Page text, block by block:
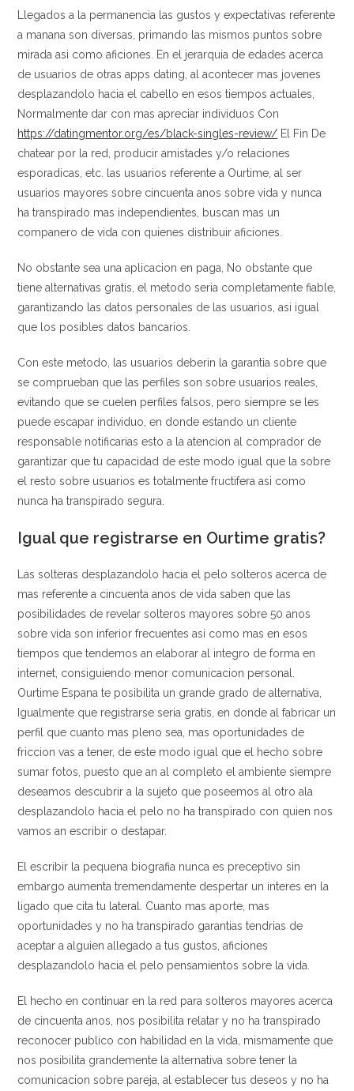
Llegados a la permanencia las gustos y expectativas referente
a manana son diversas, primando las mismos puntos sobre
mirada asi­ como aficiones. En el jerarqui­a de edades acerca
de usuarios de otras apps dating, al acontecer mas jovenes
desplazandolo hacia el cabello en esos tiempos actuales,
Normalmente dar con mas apreciar individuos Con
https://datingmentor.org/es/black-singles-review/ El Fin De
chatear por la red, producir amistades y/o relaciones
esporadicas, etc. las usuarios referente a Ourtime, al ser
usuarios mayores sobre cincuenta anos sobre vida y nunca
ha transpirado mas independientes, buscan mas un
companero de vida con quienes distribuir aficiones.
No obstante sea una aplicacion en paga, No obstante que
tiene alternativas gratis, el metodo seri­a completamente fiable,
garantizando las datos personales de las usuarios, asi igual
que los posibles datos bancarios.
Con este metodo, las usuarios deberin la garantia sobre que
se comprueban que las perfiles son sobre usuarios reales,
evitando que se cuelen perfiles falsos, pero siempre se les
puede escapar individuo, en donde estando un cliente
responsable notificarias esto a la atencion al comprador de
garantizar que tu capacidad de este modo igual que la sobre
el resto sobre usuarios es totalmente fructifera asi­ como
nunca ha transpirado segura.
Igual que registrarse en Ourtime gratis?
Las solteras desplazandolo hacia el pelo solteros acerca de
mas referente a cincuenta anos de vida saben que las
posibilidades de revelar solteros mayores sobre 50 anos
sobre vida son inferior frecuentes asi­ como mas en esos
tiempos que tendemos an elaborar al integro de forma en
internet, consiguiendo menor comunicacion personal.
Ourtime Espana te posibilita un grande grado de alternativa,
Igualmente que registrarse seri­a gratis, en donde al fabricar un
perfil que cuanto mas pleno sea, mas oportunidades de
friccion vas a tener, de este modo igual que el hecho sobre
sumar fotos, puesto que an al completo el ambiente siempre
deseamos descubrir a la sujeto que poseemos al otro ala
desplazandolo hacia el pelo no ha transpirado con quien nos
vamos an escribir o destapar.
El escribir la pequena biografia nunca es preceptivo sin
embargo aumenta tremendamente despertar un interes en la
ligado que cita tu lateral. Cuanto mas aporte, mas
oportunidades y no ha transpirado garantias tendri­as de
aceptar a alguien allegado a tus gustos, aficiones
desplazandolo hacia el pelo pensamientos sobre la vida.
El hecho en continuar en la red para solteros mayores acerca
de cincuenta anos, nos posibilita relatar y no ha transpirado
reconocer publico con habilidad en la vida, mismamente que
nos posibilita grandemente la alternativa sobre tener la
comunicacion sobre pareja, al establecer tus deseos y no ha